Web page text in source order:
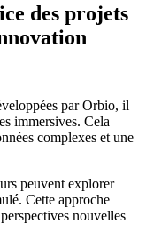
des projets
par Orbio, il
immersives. Cela
complexes et une
peuvent explorer
Cette approche
nouvelles